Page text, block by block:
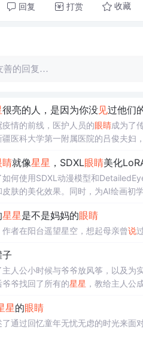
回复 打赏 收藏
善的回复…
很亮的人，是因为你没见过他们
情的前线，医护人员的眼睛成为了
疆医科大学第一附属医院的吕俊夫妇
睛就像星星 ，SDXL眼睛美化
何使用SDXL动漫模型和
皮肤的美化效果。同时，为AI绘画初
星星是不是妈妈的眼睛
作者在阳台遥望星空，想起母亲曾说
子
人公小时候与爷爷放风筝，以及为
爷找回了所有的星星 ，教给主人公
星的眼睛
通过回忆童年无忧无虑的时光来面